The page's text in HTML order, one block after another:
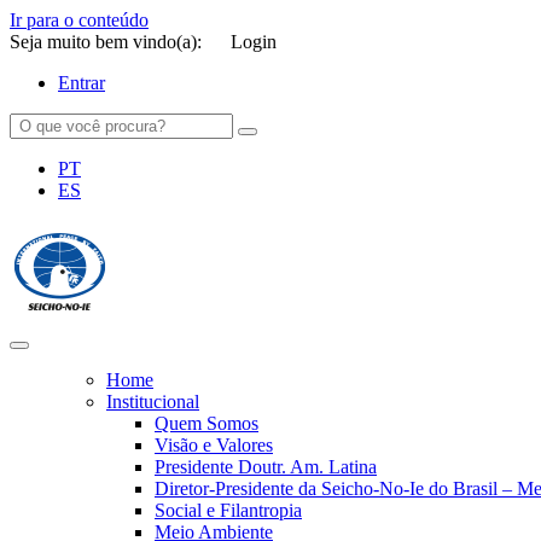
Ir para o conteúdo
Seja muito bem vindo(a):
Login
Entrar
PT
ES
Home
Institucional
Quem Somos
Visão e Valores
Presidente Doutr. Am. Latina
Diretor-Presidente da Seicho-No-Ie do Brasil –
Social e Filantropia
Meio Ambiente